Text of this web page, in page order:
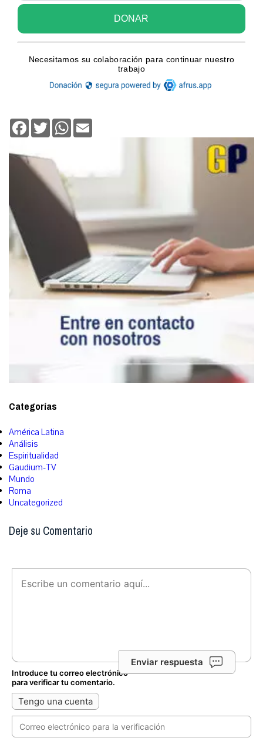
Facebook
TwitterWhatsApp
Categorías
América Latina
Análisis
Espiritualidad
Gaudium-TV
Mundo
Roma
Uncategorized
Deje su Comentario
Enviar respuesta
Introduce tu correo electrónico
para verificar tu comentario.
Tengo una cuenta